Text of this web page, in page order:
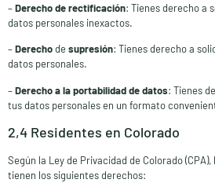
–Derecho de rectificación: Tienes derecho a
datos personales inexactos.
–Derechodesupresión: Tienes derecho a
datos personales.
–Derecho a la portabilidad de datos: Tienes
tus datos personales en un formato
2,4 Residentes en Colorado
Según la Ley de Privacidad de Colorado
tienen los siguientes derechos: